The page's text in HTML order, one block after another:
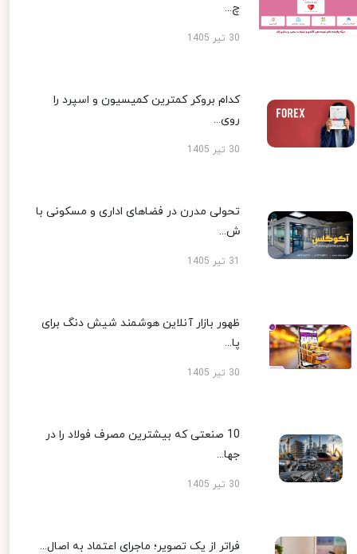
چ...
30 تیر 1405
کدام بروکر کمترین کمیسیون و اسپرد را
روی...
30 تیر 1405
تحولی مدرن در فضاهای اداری و مسکونی با
ش...
ظهور بازار آنلاین هوشمند شیش دنگ برای
پا...
30 تیر 1405
10 صنعتی که بیشترین مصرف فولاد را در
جها...
30 تیر 1405
فراتر از یک تصویر؛ ماجرای اعتماد به اصال...